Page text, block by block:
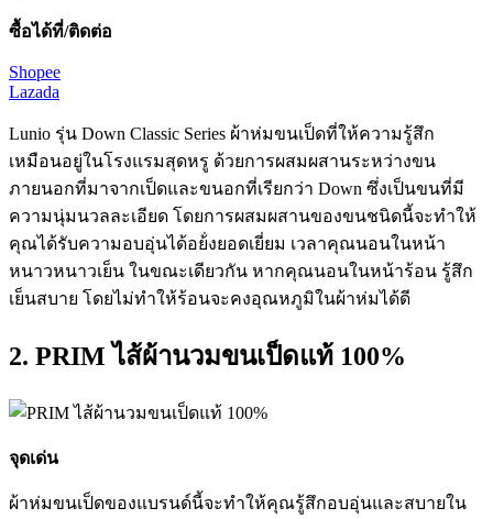
ซื้อได้ที่/ติดต่อ
Shopee
Lazada
Lunio รุ่น Down Classic Series ผ้าห่มขนเป็ดที่ให้ความรู้สึก
เหมือนอยู่ในโรงแรมสุดหรู ด้วยการผสมผสานระหว่างขน
ภายนอกที่มาจากเป็ดและขนอกที่เรียกว่า Down ซึ่งเป็นขนที่มี
ความนุ่มนวลละเอียด โดยการผสมผสานของขนชนิดนี้จะทำให้
คุณได้รับความอบอุ่นได้อย้่งยอดเยี่ยม เวลาคุณนอนในหน้า
หนาวหนาวเย็น ในขณะเดียวกัน หากคุณนอนในหน้าร้อน รู้สึก
เย็นสบาย โดยไม่ทำให้ร้อนจะคงอุณหภูมิในผ้าห่มได้ดี
2. PRIM ไส้ผ้านวมขนเป็ดแท้ 100%
จุดเด่น
ผ้าห่มขนเป็ดของแบรนด์นี้จะทำให้คุณรู้สึกอบอุ่นและสบายใน